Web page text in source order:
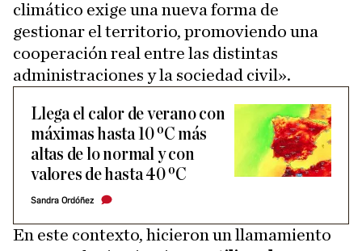
climático exige una nueva forma de
gestionar el territorio, promoviendo una
cooperación real entre las distintas
administraciones y la sociedad civil».
Llega el calor de verano con
máximas hasta 10 ºC más
altas de lo normal y con
valores de hasta 40 ºC
Sandra Ordóñez
En este contexto, hicieron un llamamiento